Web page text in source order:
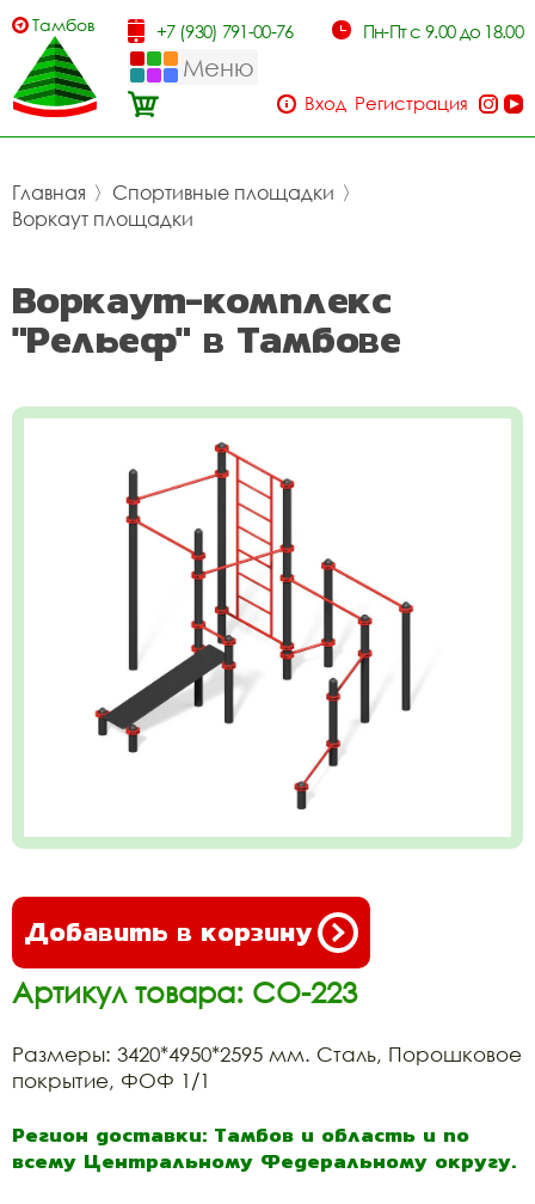
Тамбов +7 (930) 791-00-76 Пн-Пт с 9.00 до 18.00
Меню
Вход Регистрация
Главная 〉 Спортивные площадки 〉
Воркаут площадки
Воркаут-комплекс
"Рельеф" в Тамбове
Добавить в корзину
Артикул товара: СО-223
Размеры: 3420*4950*2595 мм. Сталь, Порошковое
покрытие, ФОФ 1/1
Регион доставки: Тамбов и область и по
всему Центральному Федеральному округу.